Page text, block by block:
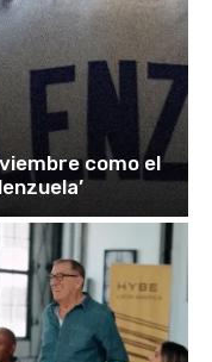
como el